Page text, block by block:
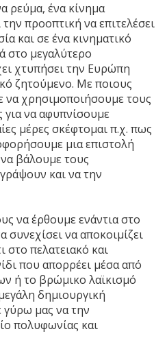
ρεύμα, ένα κίνημα
προοπτική να επιτελέσει
και σε ένα κινηματικό
στο μεγαλύτερο
χτυπήσει την Ευρώπη
ζητούμενο. Με ποιους
να χρησιμοποιήσουμε τους
για να αφυπνίσουμε
μέρες σκέφτομαι π.χ. πως
μια επιστολή
βάλουμε τους
και να την
να έρθουμε ενάντια στο
συνεχίσει να αποκοιμίζει
στο πελατειακό και
που απορρέει μέσα από
ή το βρώμικο λαϊκισμό
δημιουργική
μας να την
πολυφωνίας και